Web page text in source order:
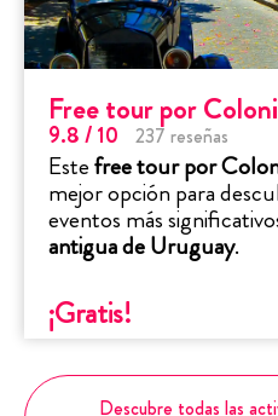
Free tour por
9.8/ 10 237 reseñas
Estefree tour por
mejor opción para
eventos más
antigua de Uruguay.
¡Gratis!
Descubre todas las